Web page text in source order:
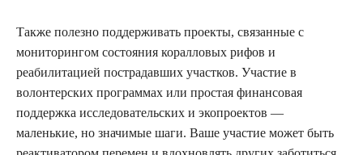
Также полезно поддерживать проекты, связанные с
мониторингом состояния коралловых рифов и
реабилитацией пострадавших участков. Участие в
волонтерских программах или простая финансовая
поддержка исследовательских и экопроектов —
маленькие, но значимые шаги. Ваше участие может быть